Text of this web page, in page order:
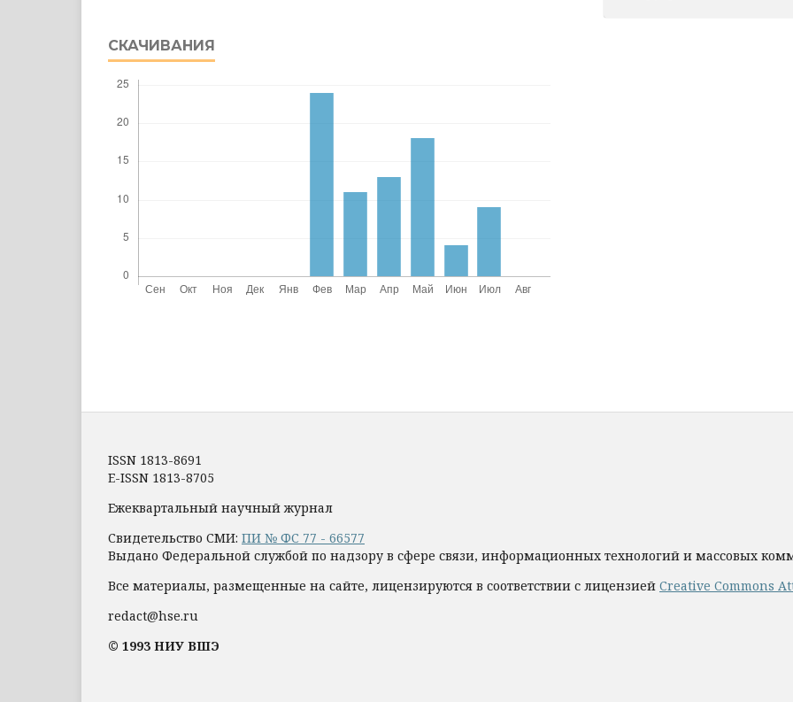
СКАЧИВАНИЯ
ISSN 1813-8691
E-ISSN 1813-8705
Ежеквартальный научный журнал
Свидетельство СМИ: ПИ № ФС 77 - 66577
Выдано Федеральной службой по надзору в сфере связи, информационных технологий и массовых
Все материалы, размещенные на сайте, лицензируются в соответствии с лицензией Creative Commons
redact@hse.ru
© 1993 НИУ ВШЭ